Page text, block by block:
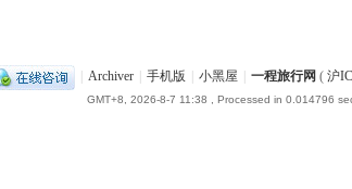
Archiver 手机版 小黑屋 一程旅行网 ( 沪
GMT+8, 2026-8-7 11:38 , Processed in 0.014796